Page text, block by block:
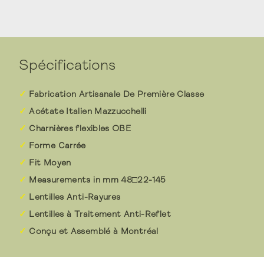
Spécifications
Fabrication Artisanale De Première Classe
Acétate Italien Mazzucchelli
Charnières flexibles OBE
Forme Carrée
Fit Moyen
Measurements in mm 48□22-145
Lentilles Anti-Rayures
Lentilles à Traitement Anti-Reflet
Conçu et Assemblé à Montréal